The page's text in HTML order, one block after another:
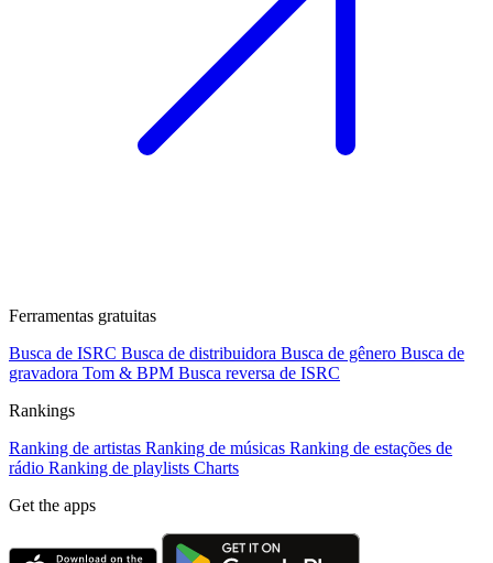
Ferramentas gratuitas
Busca de ISRC Busca de distribuidora Busca de gênero Busca de
gravadora Tom & BPM Busca reversa de ISRC
Rankings
Ranking de artistas Ranking de músicas Ranking de estações de
rádio Ranking de playlists Charts
Get the apps